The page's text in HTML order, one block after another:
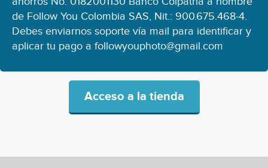
de Follow You Colombia SAS, Nit.: 900.675.468-4.
Debes enviarnos soporte vía mail para identificar y
aplicar tu pago a followyouphoto@gmail.com
Acceso a la tienda